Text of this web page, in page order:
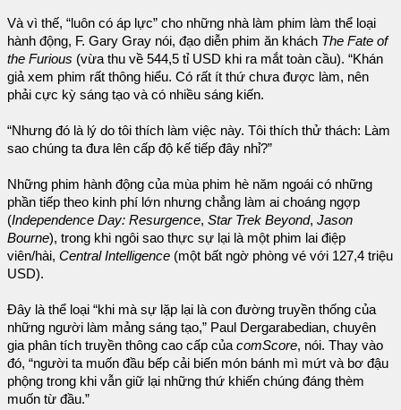
Và vì thế, “luôn có áp lực” cho những nhà làm phim làm thể loại
hành động, F. Gary Gray nói, đạo diễn phim ăn khách The Fate of
the Furious (vừa thu về 544,5 tỉ USD khi ra mắt toàn cầu). “Khán
giả xem phim rất thông hiểu. Có rất ít thứ chưa được làm, nên
phải cực kỳ sáng tạo và có nhiều sáng kiến.
“Nhưng đó là lý do tôi thích làm việc này. Tôi thích thử thách: Làm
sao chúng ta đưa lên cấp độ kế tiếp đây nhỉ?”
Những phim hành động của mùa phim hè năm ngoái có những
phần tiếp theo kinh phí lớn nhưng chẳng làm ai choáng ngợp
(Independence Day: Resurgence, Star Trek Beyond, Jason
Bourne), trong khi ngôi sao thực sự lại là một phim lai điệp
viên/hài, Central Intelligence (một bất ngờ phòng vé với 127,4 triệu
USD).
Đây là thể loại “khi mà sự lặp lại là con đường truyền thống của
những người làm mảng sáng tạo,” Paul Dergarabedian, chuyên
gia phân tích truyền thông cao cấp của comScore, nói. Thay vào
đó, “người ta muốn đầu bếp cải biến món bánh mì mứt và bơ đậu
phộng trong khi vẫn giữ lại những thứ khiến chúng đáng thèm
muốn từ đầu.”